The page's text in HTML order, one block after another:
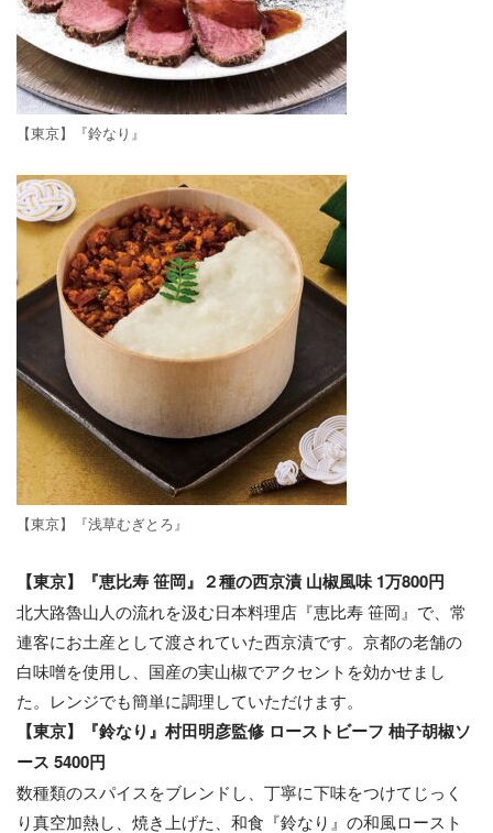
【東京】『鈴なり』
【東京】『浅草むぎとろ』
【東京】『恵比寿 笹岡』２種の西京漬 山椒風味 1万800円
北大路魯山人の流れを汲む日本料理店『恵比寿 笹岡』で、常
連客にお土産として渡されていた西京漬です。京都の老舗の
白味噌を使用し、国産の実山椒でアクセントを効かせまし
た。レンジでも簡単に調理していただけます。
【東京】『鈴なり』村田明彦監修 ローストビーフ 柚子胡椒ソ
ース 5400円
数種類のスパイスをブレンドし、丁寧に下味をつけてじっく
り真空加熱し、焼き上げた、和食『鈴なり』の和風ロースト